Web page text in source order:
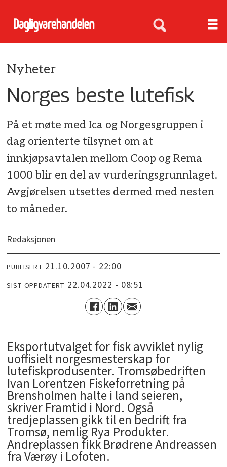
Nyheter
Norges beste lutefisk
På et møte med Ica og Norgesgruppen i
dag orienterte tilsynet om at
innkjøpsavtalen mellom Coop og Rema
1000 blir en del av vurderingsgrunnlaget.
Avgjørelsen utsettes dermed med nesten
to måneder.
Redaksjonen
PUBLISERT 21.10.2007 - 22:00
SIST OPPDATERT 22.04.2022 - 08:51
Eksportutvalget for fisk avviklet nylig
uoffisielt norgesmesterskap for
lutefiskprodusenter. Tromsøbedriften
Ivan Lorentzen Fiskeforretning på
Brensholmen halte i land seieren,
skriver Framtid i Nord. Også
tredjeplassen gikk til en bedrift fra
Tromsø, nemlig Rya Produkter.
Andreplassen fikk Brødrene Andreassen
fra Værøy i Lofoten.